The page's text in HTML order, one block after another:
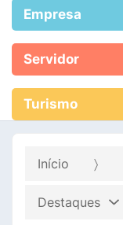
Empresa
Servidor
Turismo
Início
Destaques